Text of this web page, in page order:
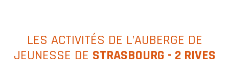
LES ACTIVITÉS DE L’AUBERGE DE
JEUNESSE DE STRASBOURG - 2 RIVES